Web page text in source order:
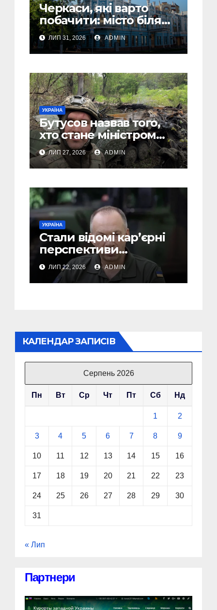
Черкаси, які варто
побачити: місто біля
Дніпра, зелені парки
та місця з особливою
атмосферою
ЛИП 31, 2026 ADMIN
УКРАЇНА
Бутусов назвав того,
хто стане міністром
оборони України, і
пояснив, чому інакше
не може бути
ЛИП 27, 2026 ADMIN
УКРАЇНА
Стали відомі кар’єрні
перспективи
Сирського після
звільнення з посади
Головкому ВСУ
ЛИП 22, 2026 ADMIN
КАЛЕНДАР ЗАПИСІВ
Серпень 2026
Пн Вт Ср Чт Пт Сб Нд
1 2
3 4 5 6 7 8 9
10 11 12 13 14 15 16
17 18 19 20 21 22 23
24 25 26 27 28 29 30
31
« Лип
Партнери